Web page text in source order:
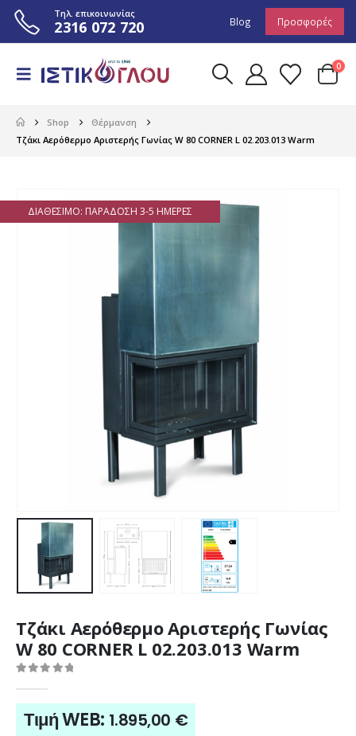
Τηλ. επικοινωνίας
2316 072 720 Blog Προσφορές
0
Shop
Θέρμανση
Τζάκι Αερόθερμο Αριστερής Γωνίας W 80 CORNER L 02.203.013 Warm
ΔΙΑΘΈΣΙΜΟ: ΠΑΡΆΔΟΣΗ 3-5 ΗΜΈΡΕΣ
Τζάκι Αερόθερμο Αριστερής Γωνίας
W 80 CORNER L 02.203.013 Warm
Τιμή WEB: 1.895,00 €